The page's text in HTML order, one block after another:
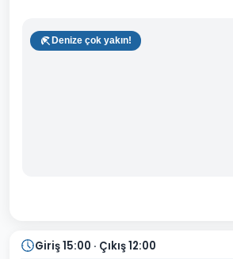
Denize çok yakın!
Giriş 15:00 · Çıkış 12:00